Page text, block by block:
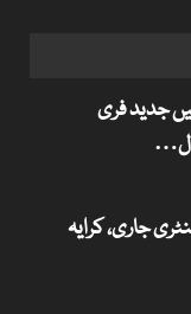
جدید فری
جاری، کرایہ